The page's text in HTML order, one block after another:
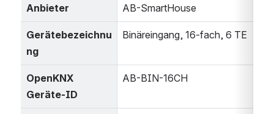
Anbieter AB-SmartHouse
Gerätebezeichnu
ng
Binäreingang, 16-fach, 6 TE
OpenKNX
Geräte-ID
AB-BIN-16CH